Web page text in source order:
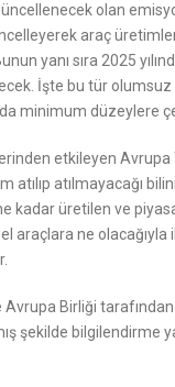
olan
araç
yanı sıra 2025
İşte bu tür
da minimum düzeylere
etkileyen Avrupa
atılıp atılmayacağı
kadar üretilen ve
araçlara ne olacağıyla
Birliği
şekilde bilgilendirme